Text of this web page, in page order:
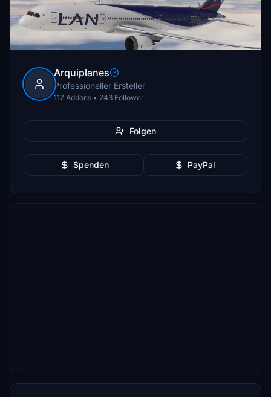
Arquiplanes
Professioneller Ersteller
117 Addons • 243 Follower
Folgen
Spenden PayPal